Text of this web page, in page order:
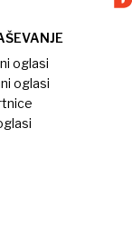
oglasi
oglasi